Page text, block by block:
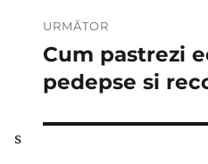
URMĂTOR
Articolul
următor:
Cum pastrezi
pedepse si
s